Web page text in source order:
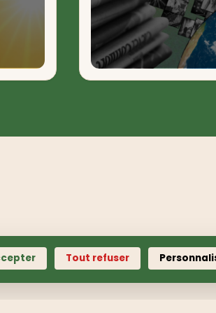
Tout refuser